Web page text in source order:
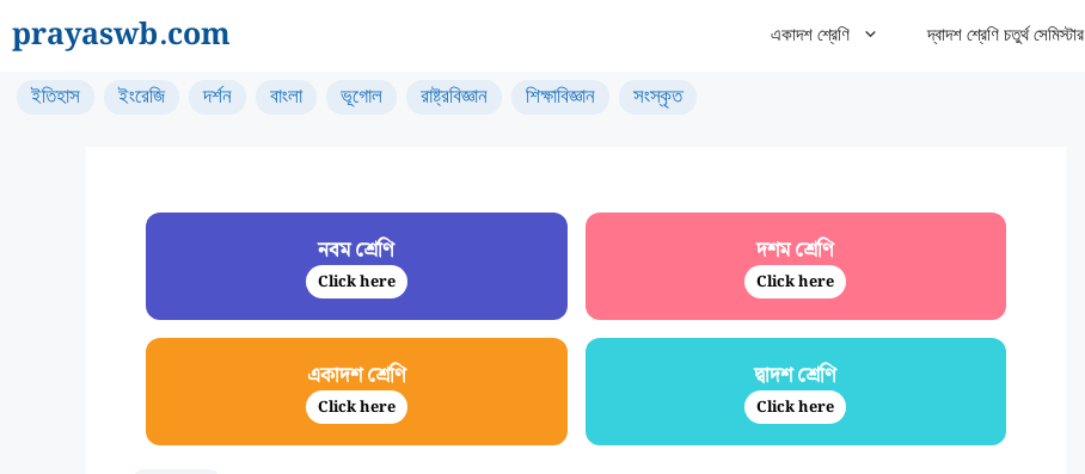
to
content
prayaswb.com একাদশ শ্রেণি দ্বাদশ শ্রেণি চতুর্থ সেমিস্টার
ইতিহাস ইংরেজি দর্শন বাংলা ভূগোল রাষ্ট্রবিজ্ঞান শিক্ষাবিজ্ঞান সংস্কৃত
নবম শ্রেণি
Click here
দশম শ্রেণি
Click here
একাদশ শ্রেণি
Click here
দ্বাদশ শ্রেণি
Click here